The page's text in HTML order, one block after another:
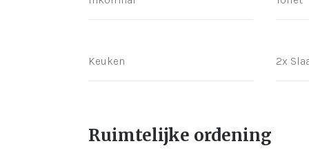
Keuken 2x
Ruimtelijke ordening